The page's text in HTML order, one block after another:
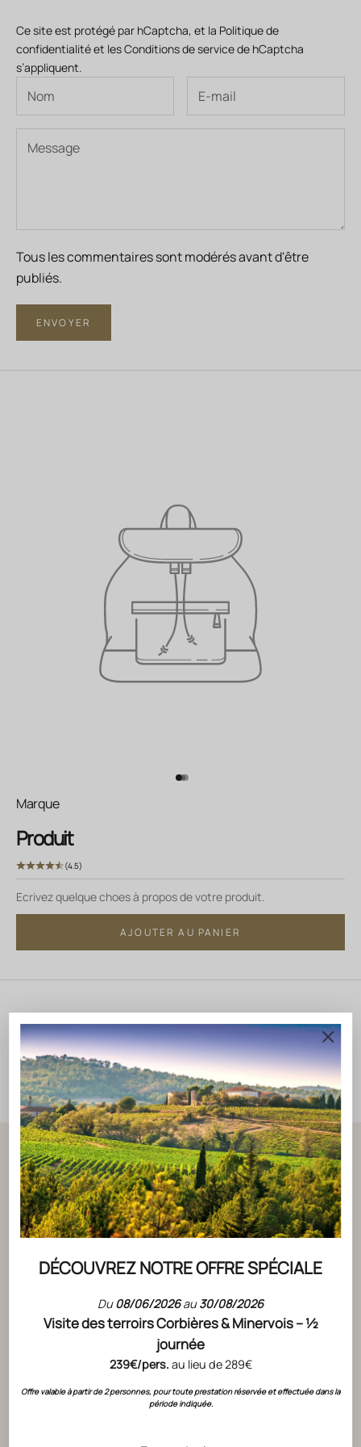
DÉCOUVREZ NOTRE OFFRE SPÉCIALE
Du08/06/2026au30/08/2026
Visite des terroirs Corbières & Minervois – ½
journée
239€/pers. au lieu de 289€
Offre valable à partir de 2 personnes, pour toute prestation réservée et effectuée dans la
période indiquée.
Ce site est protégé par hCaptcha, et la Politique de
confidentialitéet lesConditions de servicede hCaptcha
s’appliquent.
Tous les commentaires sont modérés avant d'être
publiés.
ENVOYER
Aller à l'élément 1
Aller à l'élément 2
Aller à l'élément 3
Marque
Produit
(4.5)
Ecrivez quelque choes à propos de votre produit.
AJOUTER AU PANIER
NOTRE BLOG
Les coulisses du Vin